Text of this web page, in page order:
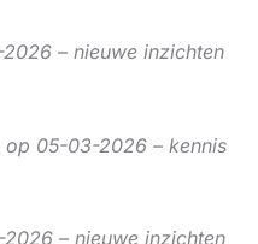
– nieuwe inzichten
05-03-2026 – kennis
– nieuwe inzichten